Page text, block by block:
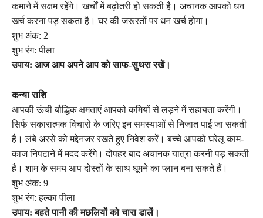
कमाने में सक्षम रहेंगे। खर्चों में बढ़ोतरी हो सकती है। अचानक आपको धन
खर्च करना पड़ सकता है। घर की जरूरतों पर धन खर्च होगा।
शुभ अंक: 2
शुभ रंग: पीला
उपाय: आज आप अपने आप को साफ-सुथरा रखें।
कन्या राशि
आपकी ऊंची बौद्धिक क्षमताएं आपको कमियों से लड़ने में सहायता करेंगी।
सिर्फ सकारात्मक विचारों के जरिए इन समस्याओं से निजात पाई जा सकती
है। लंबे अरसे को मद्देनजर रखते हुए निवेश करें। बच्चे आपको घरेलू काम-
काज निपटाने में मदद करेंगे। दोपहर बाद अचानक यात्रा करनी पड़ सकती
है। शाम के समय आप दोस्तों के साथ घूमने का प्लान बना सकते हैं।
शुभ अंक: 9
शुभ रंग: हल्का पीला
उपाय: बहते पानी की मछलियों को चारा डालें।